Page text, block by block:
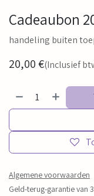
Cadeaubon
handeling buiten
20,00€(Inclusief
Algemene voorwaarden
Geld-terug-garantie van